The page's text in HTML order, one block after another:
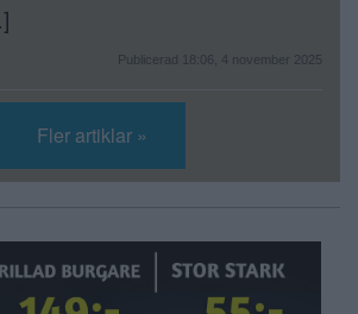
Publicerad 18:06, 4 november 2025
Fler artiklar »